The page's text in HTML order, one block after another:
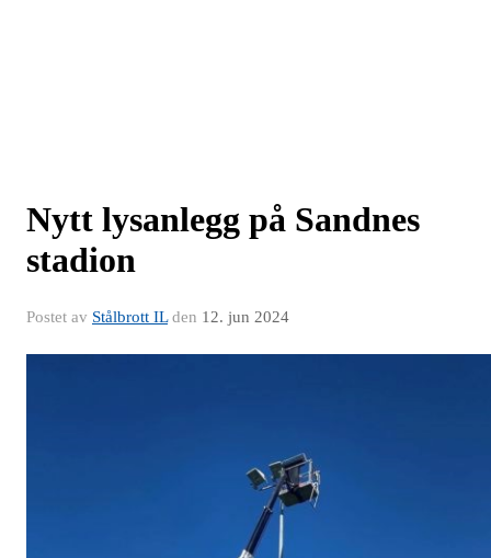
Nytt lysanlegg på Sandnes
stadion
Postet av Stålbrott ILden 12. jun 2024